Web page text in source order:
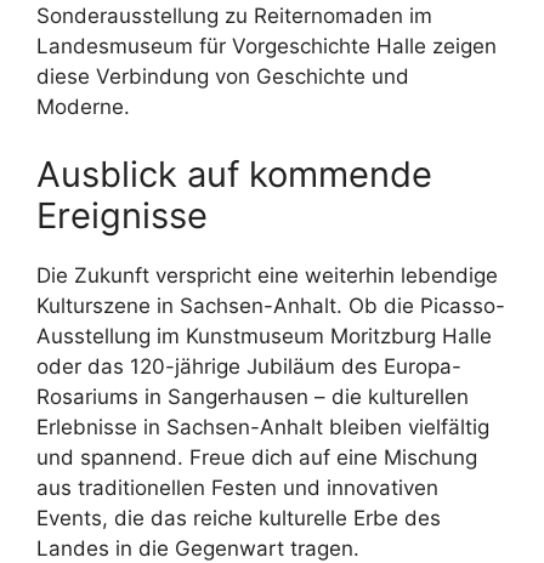
Sonderausstellung zu Reiternomaden im
Landesmuseum für Vorgeschichte Halle zeigen
diese Verbindung von Geschichte und
Moderne.
Ausblick auf kommende
Ereignisse
Die Zukunft verspricht eine weiterhin lebendige
Kulturszene in Sachsen-Anhalt. Ob die Picasso-
Ausstellung im Kunstmuseum Moritzburg Halle
oder das 120-jährige Jubiläum des Europa-
Rosariums in Sangerhausen – die kulturellen
Erlebnisse in Sachsen-Anhalt bleiben vielfältig
und spannend. Freue dich auf eine Mischung
aus traditionellen Festen und innovativen
Events, die das reiche kulturelle Erbe des
Landes in die Gegenwart tragen.